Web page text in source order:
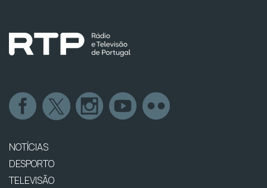
NOTÍCIAS
DESPORTO
TELEVISÃO